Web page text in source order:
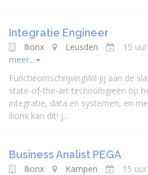
Integratie Engineer
Ilionx Leusden 15
meer...
FunctieomschrijvingWil jij aan de
state-of-the-art technologieën op
integratie, data en systemen, en
ilionx kan dit! j...
Business Analist PEGA
Ilionx Kampen 15